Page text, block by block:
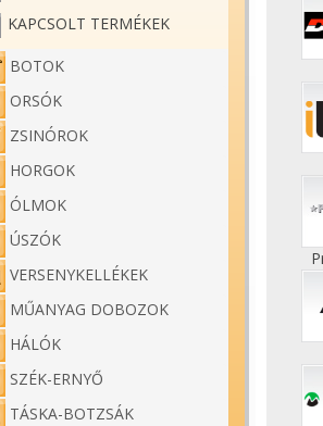
KAPCSOLT TERMÉKEK
BOTOK
ORSÓK
ZSINÓROK
HORGOK
ÓLMOK
ÚSZÓK
VERSENYKELLÉKEK
MŰANYAG DOBOZOK
HÁLÓK
SZÉK-ERNYŐ
TÁSKA-BOTZSÁK